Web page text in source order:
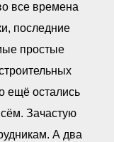
все времена
последние
простые
ещё остались
Зачастую
А два